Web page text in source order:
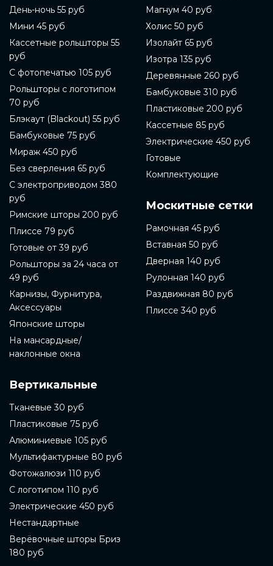
День-ночь 55 руб
Мини 45 руб
Кассетные рольшторы 55
руб
С фотопечатью 105 руб
Рольшторы с логотипом
70 руб
Блэкаут (Blackout) 55 руб
Бамбуковые 75 руб
Мираж 450 руб
Без сверления 65 руб
С электроприводом 380
руб
Римские шторы 200 руб
Плиссе 79 руб
Готовые от 39 руб
Рольшторы за 24 часа от
49 руб
Карнизы, Фурнитура,
Аксессуары
Японские шторы
На мансардные/
наклонные окна
Вертикальные
Тканевые 30 руб
Пластиковые 75 руб
Алюминиевые 105 руб
Мультифактурные 80 руб
Фотожалюзи 110 руб
С логотипом 110 руб
Электрические 450 руб
Нестандартные
Верёвочные шторы Бриз
180 руб
Магнум 40 руб
Холис 50 руб
Изолайт 65 руб
Изотра 135 руб
Деревянные 260 руб
Бамбуковые 310 руб
Пластиковые 200 руб
Кассетные 85 руб
Электрические 450 руб
Готовые
Комплектующие
Москитные сетки
Рамочная 45 руб
Вставная 50 руб
Дверная 140 руб
Рулонная 140 руб
Раздвижная 80 руб
Плиссе 340 руб